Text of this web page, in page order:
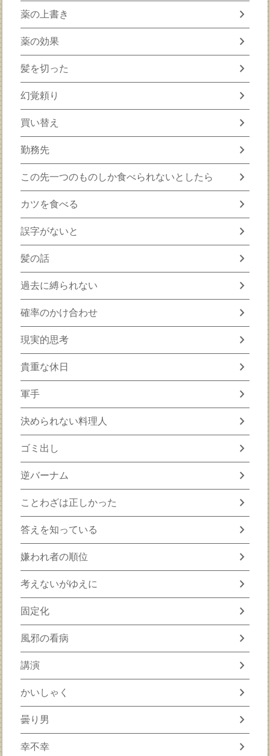
薬の上書き chevron_right
薬の効果 chevron_right
髪を切った chevron_right
幻覚頼り chevron_right
買い替え chevron_right
勤務先 chevron_right
この先一つのものしか食べられないとしたら chevron_right
カツを食べる chevron_right
誤字がないと chevron_right
髪の話 chevron_right
過去に縛られない chevron_right
確率のかけ合わせ chevron_right
現実的思考 chevron_right
貴重な休日 chevron_right
軍手 chevron_right
決められない料理人 chevron_right
ゴミ出し chevron_right
逆バーナム chevron_right
ことわざは正しかった chevron_right
答えを知っている chevron_right
嫌われ者の順位 chevron_right
考えないがゆえに chevron_right
固定化 chevron_right
風邪の看病 chevron_right
講演 chevron_right
かいしゃく chevron_right
曇り男 chevron_right
幸不幸 chevron_right